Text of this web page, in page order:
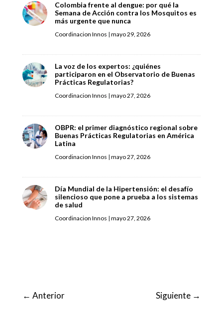
Colombia frente al dengue: por qué la
Semana de Acción contra los Mosquitos es
más urgente que nunca
Coordinacion Innos | mayo 29, 2026
La voz de los expertos: ¿quiénes
participaron en el Observatorio de Buenas
Prácticas Regulatorias?
Coordinacion Innos | mayo 27, 2026
OBPR: el primer diagnóstico regional sobre
Buenas Prácticas Regulatorias en América
Latina
Coordinacion Innos | mayo 27, 2026
Día Mundial de la Hipertensión: el desafío
silencioso que pone a prueba a los sistemas
de salud
Coordinacion Innos | mayo 27, 2026
← Anterior Siguiente →